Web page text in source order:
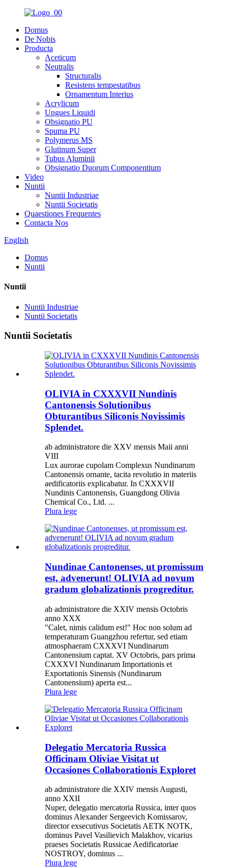
Domus
De Nobis
Producta
Aceticum
Neutralis
Structuralis
Resistens tempestatibus
Ornamentum Interius
Acrylicum
Ungues Liquidi
Obsignatio PU
Spuma PU
Polymerus MS
Glutinum Super
Tubus Aluminii
Obsignatio Duorum Componentium
Video
Nuntii
Nuntii Industriae
Nuntii Societatis
Quaestiones Frequentes
Contacta Nos
English
Domus
Nuntii
Nuntii
Nuntii Industriae
Nuntii Societatis
Nuntii Societatis
OLIVIA in CXXXVII Nundinis
Cantonensis Solutionibus
Obturantibus Siliconis Novissimis
Splendet.
ab administratore die XXV mensis Maii anni
VIII
Lux aurorae cupolam Complexus Nundinarum
Cantonensis ornante, tacita revolutio in materiis
aedificatoriis explicabatur. In CXXXVII
Nundinis Cantonensis, Guangdong Olivia
Chemical Co., Ltd. ...
Plura lege
Nundinae Cantonenses, ut promissum
est, advenerunt! OLIVIA ad novum
gradum globalizationis progreditur.
ab administratore die XXIV mensis Octobris
anno XXX
"Calet, nimis calidum est!" Hoc non solum ad
temperaturam Guangzhou refertur, sed etiam
atmosphaeram CXXXVI Nundinarum
Cantonensium captat. XV Octobris, pars prima
CXXXVI Nundinarum Importationis et
Exportationis Sinensis (Nundinarum
Cantonensium) aperta est...
Plura lege
Delegatio Mercatoria Russica
Officinam Oliviae Visitat ut
Occasiones Collaborationis Exploret
ab administratore die XXIV mensis Augusti,
anno XXII
Nuper, delegatio mercatoria Russica, inter quos
dominus Alexander Sergeevich Komissarov,
director exsecutivus Societatis AETK NOTK,
dominus Pavel Vasilievich Malakhov, vicarius
praeses Societatis Russicae Aedificatoriae
NOSTROY, dominus ...
Plura lege